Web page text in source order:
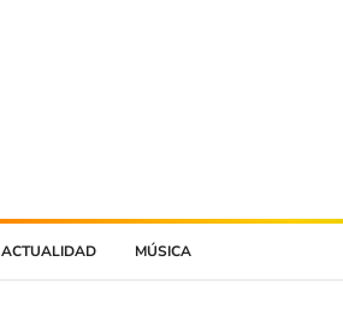
ACTUALIDAD MÚSICA